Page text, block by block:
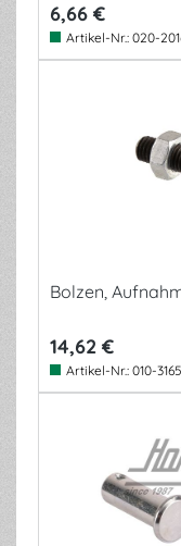
6,66 €
Artikel-Nr.: 020-
Bolzen,
14,62 €
Artikel-Nr.: 010-